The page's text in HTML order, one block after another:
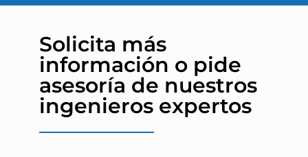
Solicita más
información o pide
asesoría de nuestros
ingenieros expertos